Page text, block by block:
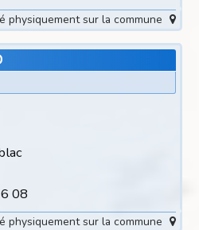
physiquement sur la commune
08
physiquement sur la commune